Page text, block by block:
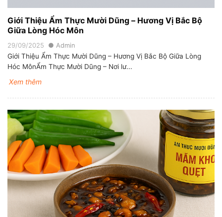
Giới Thiệu Ẩm Thực Mười Dũng – Hương Vị Bắc Bộ
Giữa Lòng Hóc Môn
29/09/2025
Admin
Giới Thiệu Ẩm Thực Mười Dũng – Hương Vị Bắc Bộ Giữa Lòng
Hóc MônẨm Thực Mười Dũng – Nơi lư...
Xem thêm